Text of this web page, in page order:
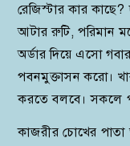
রেজিস্টার কার
আটার রুটি, পরিমান
অর্ডার দিয়ে এসো
পবনমুক্তাসন করো।
করতে বলবে। সকলে
কাজরীর চোখের